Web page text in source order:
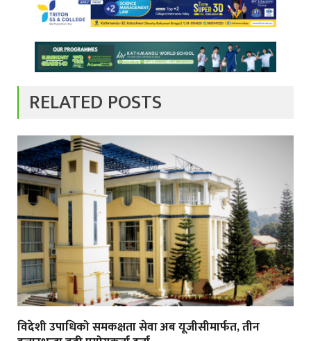
RELATED POSTS
विदेशी उपाधिको समकक्षता सेवा अब यूजीसीमार्फत, तीन